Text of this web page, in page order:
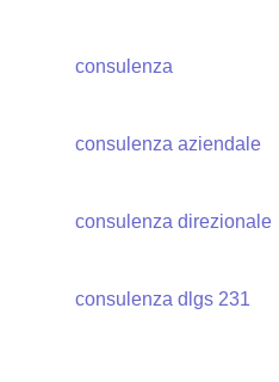
consulenza
consulenza aziendale
consulenza direzionale
consulenza dlgs 231